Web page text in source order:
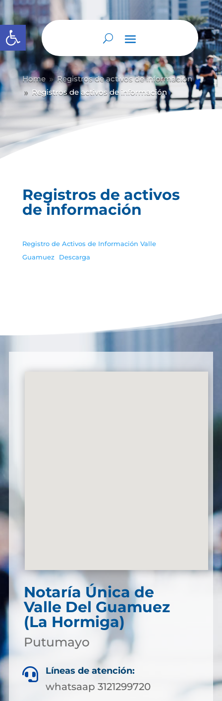
Abrir barra de herramientas
Home 9 Registros de activos de información
9 Registros de activos de información
Registros de activos
de información
Registro de Activos de Información Valle
Guamuez
Descarga
Notaría Única de
Valle Del Guamuez
(La Hormiga)
Putumayo
 Líneas de atención:
whatsaap 3121299720